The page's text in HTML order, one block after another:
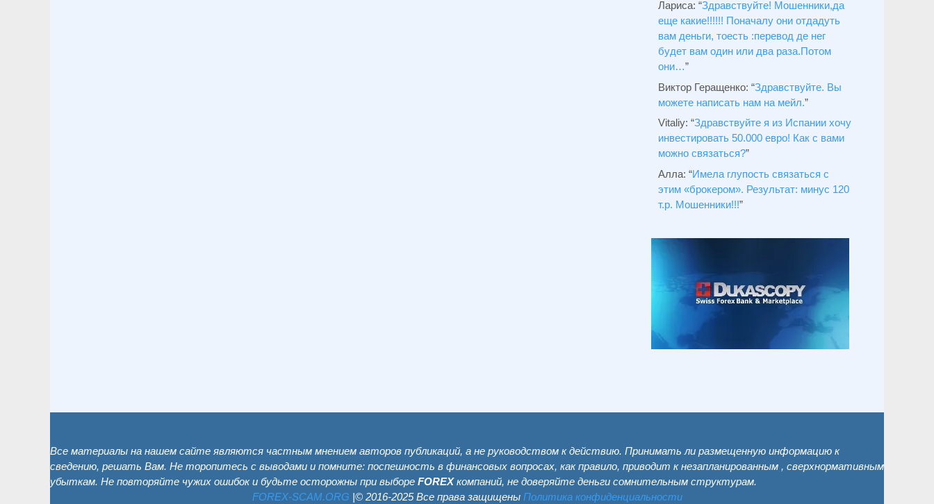
Лариса: “Здравствуйтe! Мошенники,да
еще какие!!!!!! Поначалу они отдадуть
вам деньги, тоесть :перевод де нег
будет вам один или два раза.Потом
они…”
Виктор Геращенко: “Здравствуйте. Вы
можете написать нам на мейл.”
Vitaliy: “Здравствуйте я из Испании хочу
инвестировать 50.000 евро! Как с вами
можно связаться?”
Алла: “Имела глупость связаться с
этим «брокером». Результат: минус 120
т.р. Мошенники!!!”
Все материалы на нашем сайте являются частным мнением авторов публикаций, а не руководством к действию. Принимать ли размещенную информацию к
сведению, решать Вам. Не торопитесь с выводами и помните: поспешность в финансовых вопросах, как правило, приводит к незапланированным , сверхнормативным
убыткам. Не повторяйте чужих ошибок и будьте осторожны при выборе FOREXкомпаний, не доверяйте деньги сомнительным структурам.
FOREX-SCAM.ОRG |© 2016-2025 Все права защищены Политика конфиденциальности